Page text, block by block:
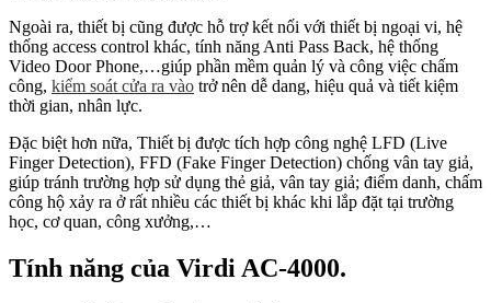
Ngoài ra, thiết bị cũng được hỗ trợ kết nối với thiết bị ngoại vi, hệ
thống access control khác, tính năng Anti Pass Back, hệ thống
Video Door Phone,…giúp phần mềm quản lý và công việc chấm
công, kiểm soát cửa ra vào trở nên dễ dang, hiệu quả và tiết kiệm
thời gian, nhân lực.
Đặc biệt hơn nữa, Thiết bị được tích hợp công nghệ LFD (Live
Finger Detection), FFD (Fake Finger Detection) chống vân tay giả,
giúp tránh trường hợp sử dụng thẻ giả, vân tay giả; điểm danh, chấm
công hộ xảy ra ở rất nhiều các thiết bị khác khi lắp đặt tại trường
học, cơ quan, công xưởng,…
Tính năng của Virdi AC-4000.